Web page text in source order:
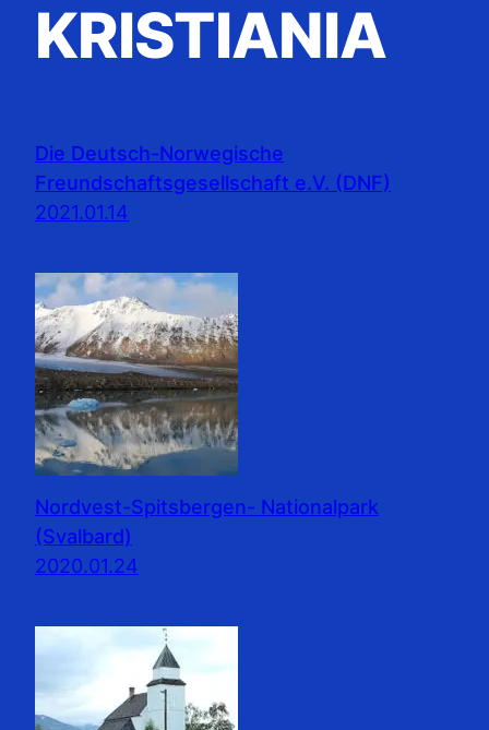
KRISTIANIA
Die Deutsch-Norwegische
Freundschaftsgesellschaft e.V. (DNF)
2021.01.14
Nordvest-Spitsbergen- Nationalpark
(Svalbard)
2020.01.24